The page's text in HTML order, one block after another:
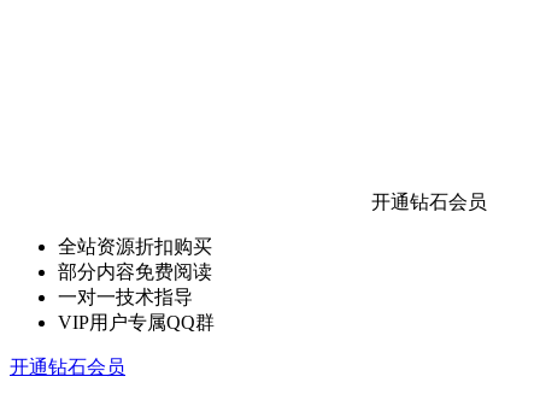
开通钻石会员
全站资源折扣购买
部分内容免费阅读
一对一技术指导
VIP用户专属QQ群
开通钻石会员